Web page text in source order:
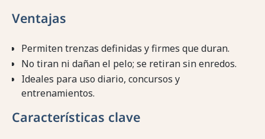
Ventajas
Permiten trenzas definidas y firmes que duran.
No tiran ni dañan el pelo; se retiran sin enredos.
Ideales para uso diario, concursos y
entrenamientos.
Características clave